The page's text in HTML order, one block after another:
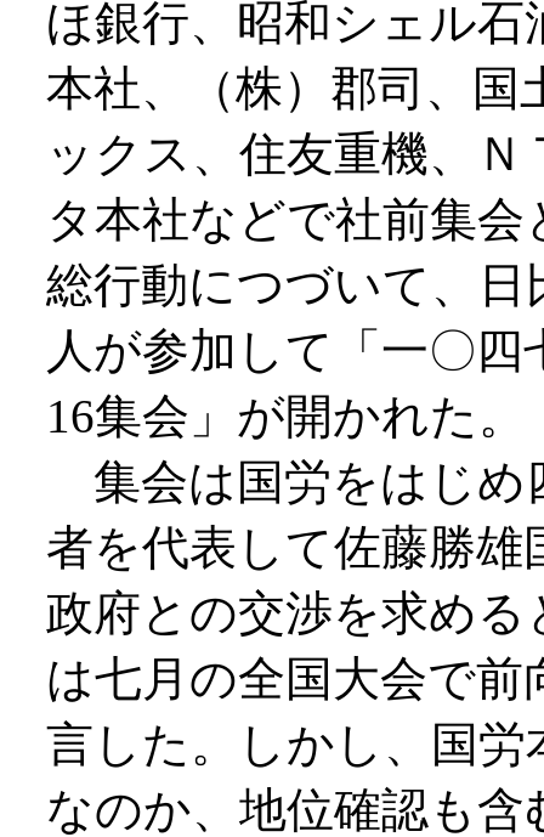
ほ銀行、昭和シェル
本社、（株）郡司、国
ックス、住友重機、
タ本社などで社前集
総行動につづいて、日
人が参加して「一〇
16集会」が開かれた。
集会は国労をはじめ
者を代表して佐藤勝
政府との交渉を求め
は七月の全国大会で
言した。しかし、国
なのか、地位確認も